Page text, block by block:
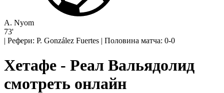
A. Nyom
73'
| Рефери: P. González Fuertes | Половина матча: 0-0
Хетафе - Реал Вальядолид
смотреть онлайн